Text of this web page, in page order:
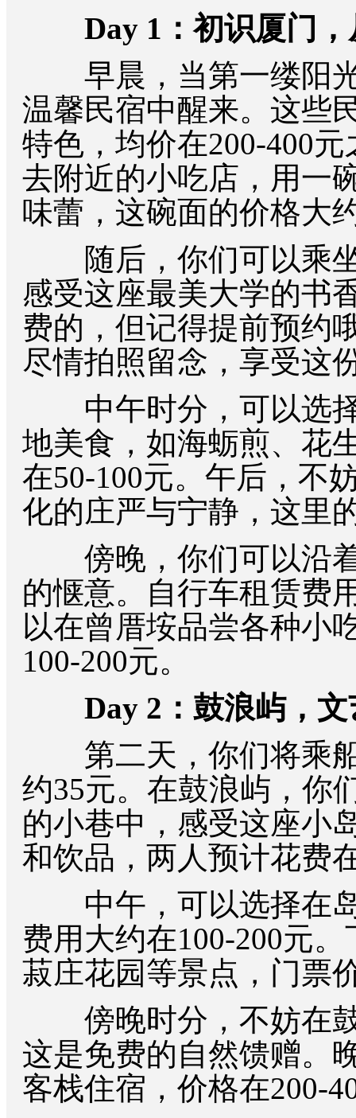
Day 1：初识厦门
早晨，当第一缕阳光
温馨民宿中醒来。这些
特色，均价在200-400
去附近的小吃店，用一
味蕾，这碗面的价格大
随后，你们可以乘坐
感受这座最美大学的书
费的，但记得提前预约
尽情拍照留念，享受这
中午时分，可以选择
地美食，如海蛎煎、花
在50-100元。午后，不
化的庄严与宁静，这里
傍晚，你们可以沿着
的惬意。自行车租赁费
以在曾厝垵品尝各种小
100-200元。
Day 2：鼓浪屿，
第二天，你们将乘船
约35元。在鼓浪屿，你
的小巷中，感受这座小
和饮品，两人预计花费
中午，可以选择在岛
费用大约在100-200元
菽庄花园等景点，门票
傍晚时分，不妨在鼓
这是免费的自然馈赠。
客栈住宿，价格在200-